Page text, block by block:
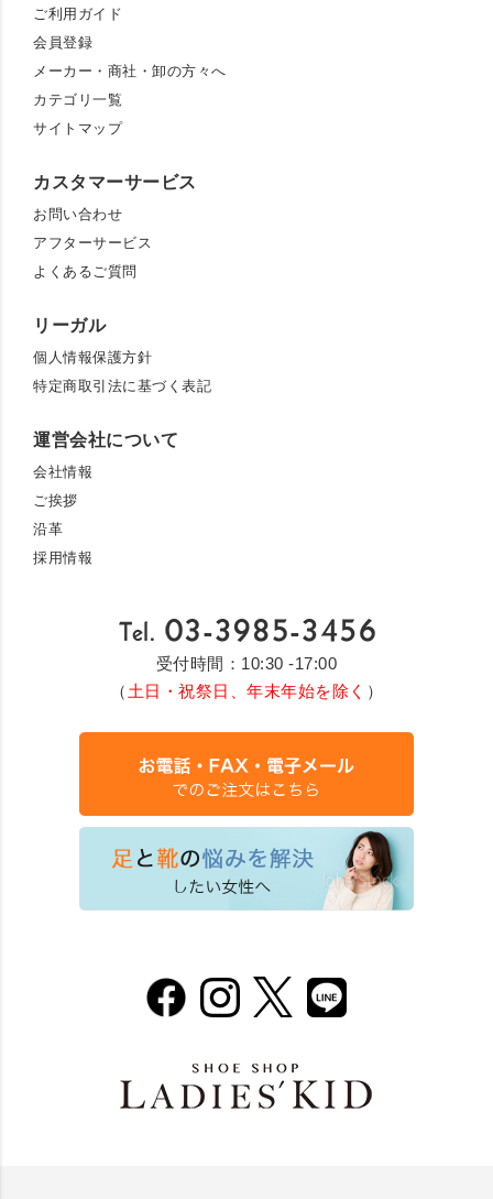
ご利用ガイド
会員登録
メーカー・商社・卸の方々へ
カテゴリ一覧
サイトマップ
カスタマーサービス
お問い合わせ
アフターサービス
よくあるご質問
リーガル
個人情報保護方針
特定商取引法に基づく表記
運営会社について
会社情報
ご挨拶
沿革
採用情報
受付時間：10:30 -17:00
（ 土日・祝祭日、年末年始を除く ）